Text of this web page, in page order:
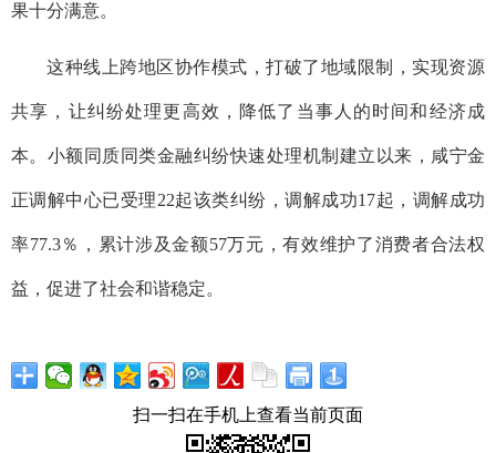
果十分满意。
这种线上跨地区协作模式，打破了地域限制，实现资源
共享，让纠纷处理更高效，降低了当事人的时间和经济成
本。 小额同质同类金融纠纷快速处理机制建立以来，咸宁金
正调解中心已受理22起该类纠纷，调解成功17起，调解成功
率77.3％，累计涉及金额57万元，有效维护了消费者合法权
益，促进了社会和谐稳定。
扫一扫在手机上查看当前页面